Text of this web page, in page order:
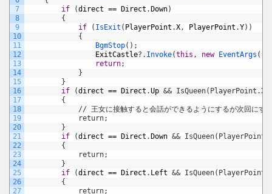
7
8
9
10
11
12
13
14
15
16
17
18
19
20
21
22
23
24
25
26
27
if
(direct == Direct . Down)
{
if
( IsExit ( PlayerPoint .X, PlayerPoint .Y) )
{
BgmStop( ) ;
ExitCastle? . Invoke(this , new EventArgs (
return;
}
}
if
(direct == Direct .Up &&
{
// 王女に接触すると会話ができるようにするが次回にす
return;
}
if
(direct == Direct . Down &&
{
return;
}
if
(direct == Direct . Left &&
{
return;